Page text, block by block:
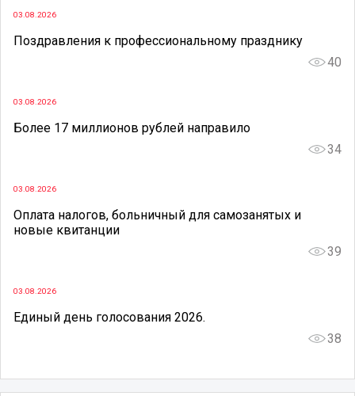
03.08.2026
Поздравления к профессиональному празднику
40
03.08.2026
Более 17 миллионов рублей направило
34
03.08.2026
Оплата налогов, больничный для самозанятых и
новые квитанции
39
03.08.2026
Единый день голосования 2026.
38